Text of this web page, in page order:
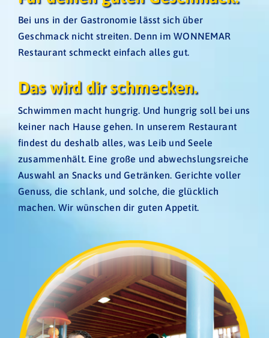
Restaurant
Bei uns in der Gastronomie lässt sich über
Geschmack nicht streiten. Denn im WONNEMAR
Restaurant schmeckt einfach alles gut.
Das wird dir schmecken.
Schwimmen macht hungrig. Und hungrig soll bei uns
keiner nach Hause gehen. In unserem Restaurant
findest du deshalb alles, was Leib und Seele
zusammenhält. Eine große und abwechslungsreiche
Auswahl an Snacks und Getränken. Gerichte voller
Genuss, die schlank, und solche, die glücklich
machen. Wir wünschen dir guten Appetit.